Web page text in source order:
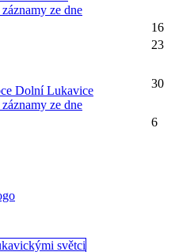
ze dne
16
23
Dolní Lukavice
ze dne
30
6